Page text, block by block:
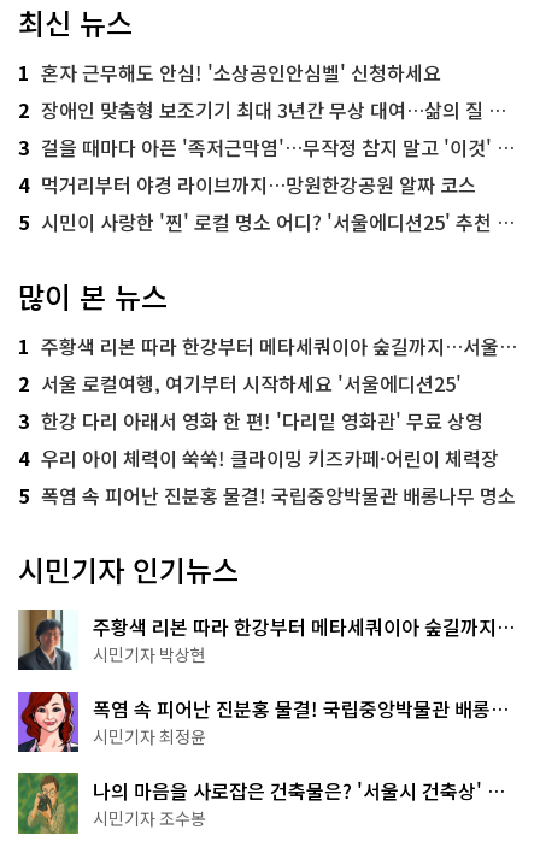
최신 뉴스
1 혼자 근무해도 안심! '소상공인안심벨' 신청하세요
2 장애인 맞춤형 보조기기 최대 3년간 무상 대여…삶의 질 높인다
3 걸을 때마다 아픈 '족저근막염'…무작정 참지 말고 '이것' 해보세요!
4 먹거리부터 야경 라이브까지…망원한강공원 알짜 코스
5 시민이 사랑한 '찐' 로컬 명소 어디? '서울에디션25' 추천 코스
많이 본 뉴스
1 주황색 리본 따라 한강부터 메타세쿼이아 숲길까지…서울둘레길 15코스
2 서울 로컬여행, 여기부터 시작하세요 '서울에디션25'
3 한강 다리 아래서 영화 한 편! '다리밑 영화관' 무료 상영
4 우리 아이 체력이 쑥쑥! 클라이밍 키즈카페·어린이 체력장
5 폭염 속 피어난 진분홍 물결! 국립중앙박물관 배롱나무 명소
시민기자 인기뉴스
주황색 리본 따라 한강부터 메타세쿼이아 숲길까지…
서울둘레길 15코스
시민기자 박상현
폭염 속 피어난 진분홍 물결! 국립중앙박물관 배롱나
무 명소
시민기자 최정윤
나의 마음을 사로잡은 건축물은? '서울시 건축상' 수
상작 공개!
시민기자 조수봉